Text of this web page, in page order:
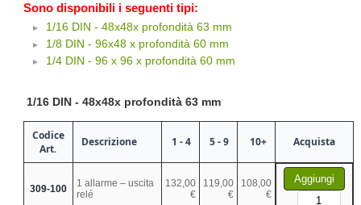
Sono disponibili i seguenti tipi:
1/16 DIN - 48x48x profondità 63 mm
1/8 DIN - 96x48 x profondità 60 mm
1/4 DIN - 96 x 96 x profondità 60 mm
1/16 DIN - 48x48x profondità 63 mm
Codice
Art.
Descrizione 1 - 4 5 - 9 10+ Acquista
309-100
1 allarme – uscita
relé
132,00
€
119,00
€
108,00
€
Aggiungi